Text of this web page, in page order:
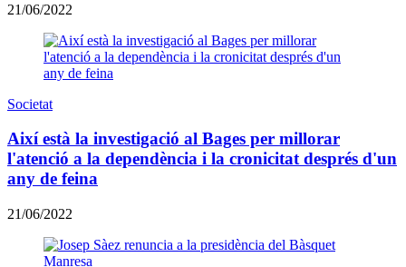
21/06/2022
Societat
Així està la investigació al Bages per millorar
l'atenció a la dependència i la cronicitat després d'un
any de feina
21/06/2022